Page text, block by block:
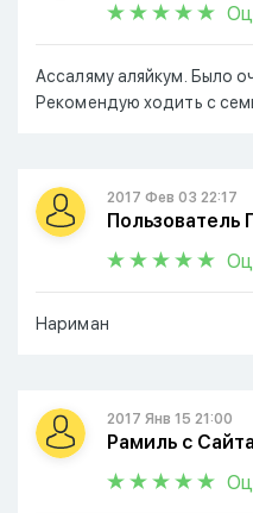
Ассаляму аляйкум. Было
Рекомендую ходить с
2017 Фев 03 22:17
Пользователь
Нариман
2017 Янв 15 21:00
Рамиль с Сайта